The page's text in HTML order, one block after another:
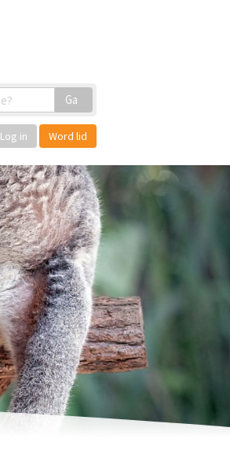
Ga
Log in Word lid